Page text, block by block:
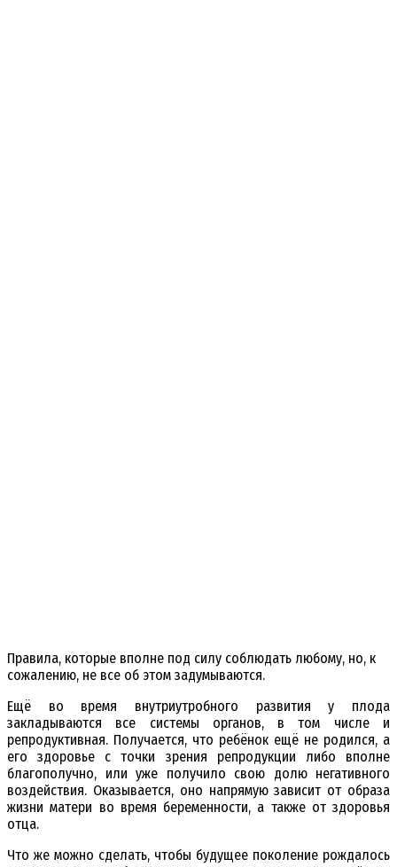
Правила, которые вполне под силу соблюдать любому, но, к
сожалению, не все об этом задумываются.
Ещё во время внутриутробного развития у плода
закладываются все системы органов, в том числе и
репродуктивная. Получается, что ребёнок ещё не родился, а
его здоровье с точки зрения репродукции либо вполне
благополучно, или уже получило свою долю негативного
воздействия. Оказывается, оно напрямую зависит от образа
жизни матери во время беременности, а также от здоровья
отца.
Что же можно сделать, чтобы будущее поколение рождалось